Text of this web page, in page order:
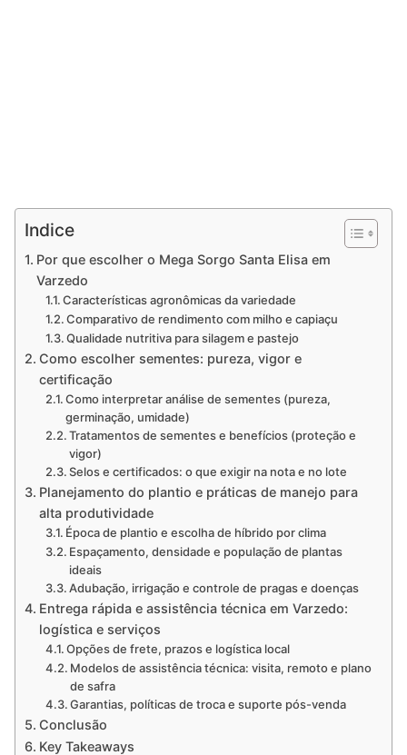
Indice
Por que escolher o Mega Sorgo Santa Elisa em
Varzedo
Características agronômicas da variedade
Comparativo de rendimento com milho e capiaçu
Qualidade nutritiva para silagem e pastejo
Como escolher sementes: pureza, vigor e
certificação
Como interpretar análise de sementes (pureza,
germinação, umidade)
Tratamentos de sementes e benefícios (proteção e
vigor)
Selos e certificados: o que exigir na nota e no lote
Planejamento do plantio e práticas de manejo para
alta produtividade
Época de plantio e escolha de híbrido por clima
Espaçamento, densidade e população de plantas
ideais
Adubação, irrigação e controle de pragas e doenças
Entrega rápida e assistência técnica em Varzedo:
logística e serviços
Opções de frete, prazos e logística local
Modelos de assistência técnica: visita, remoto e plano
de safra
Garantias, políticas de troca e suporte pós-venda
Conclusão
Key Takeaways